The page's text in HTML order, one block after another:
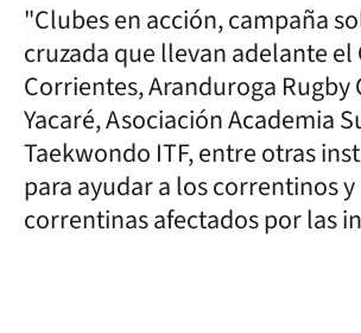
"Clubes en acción, campaña
cruzada que llevan adelante el
Corrientes, Aranduroga Rugby
Yacaré, Asociación Academia
Taekwondo ITF, entre otras
para ayudar a los correntinos y
correntinas afectados por las